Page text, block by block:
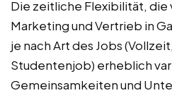
Die zeitliche Flexibilität, die
Marketing und Vertrieb in
je nach Art des Jobs
Studentenjob) erheblich
Gemeinsamkeiten und